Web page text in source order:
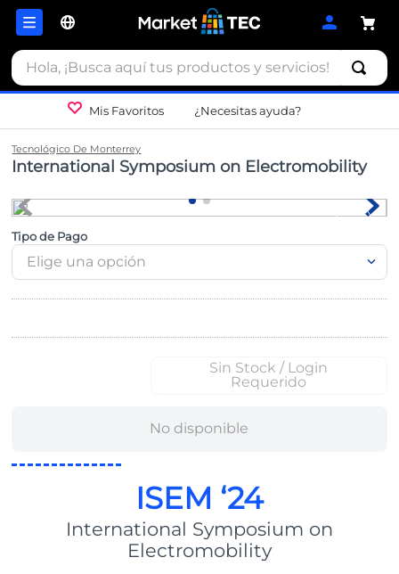
Hola, ¡Busca aquí tus productos y servicios!
Mis Favoritos ¿Necesitas ayuda?
Tecnológico De Monterrey
International Symposium on Electromobility
Tipo de Pago
Elige una opción
Sin Stock / Login
Requerido
No disponible
ISEM ‘24
International Symposium on
Electromobility